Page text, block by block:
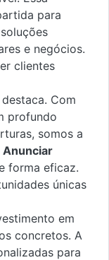
para
e negócios.
clientes
Com
profundo
somos a
Anunciar
forma eficaz.
únicas
em
concretos. A
para